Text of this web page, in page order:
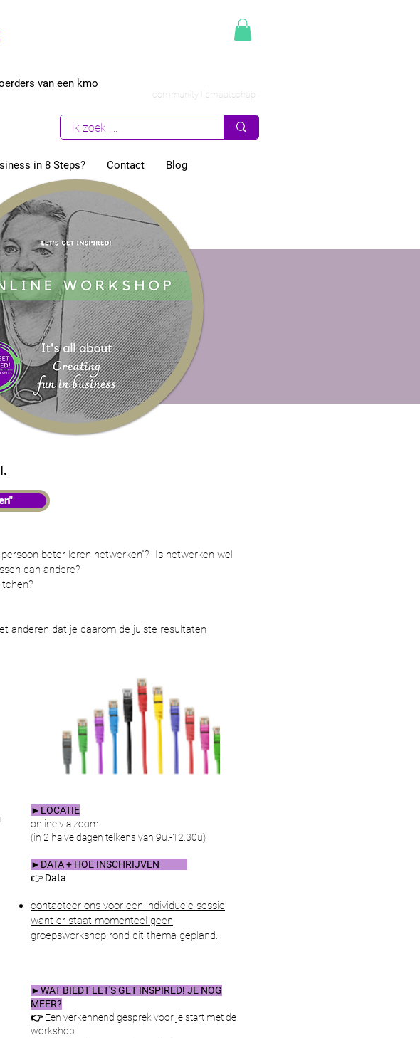
community lidmaatschap
van een kmo
in 8 Steps? Contact Blog
beter leren netwerken"? Is netwerken wel
dan andere?
anderen dat je daarom de juiste resultaten
►LOCATIE
online via zoom
(in 2 halve dagen telkens van 9u.-12.30u)
►DATA + HOE INSCHRIJVEN
👉 Data
contacteer ons voor een individuele sessie
want er staat momenteel geen
groepsworkshop rond dit thema gepland.
►WAT BIEDT LET'S GET INSPIRED! JE NOG
MEER?
👉Een verkennend gesprek voor je start met de
workshop